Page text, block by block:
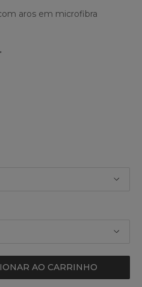
aros em microfibra
AO CARRINHO